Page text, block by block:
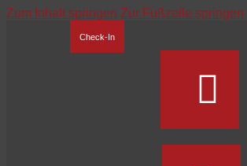
Zum Inhalt springen Zur Fußzeile springen
Check-In